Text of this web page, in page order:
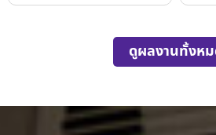
ดูผลงานทั้งห